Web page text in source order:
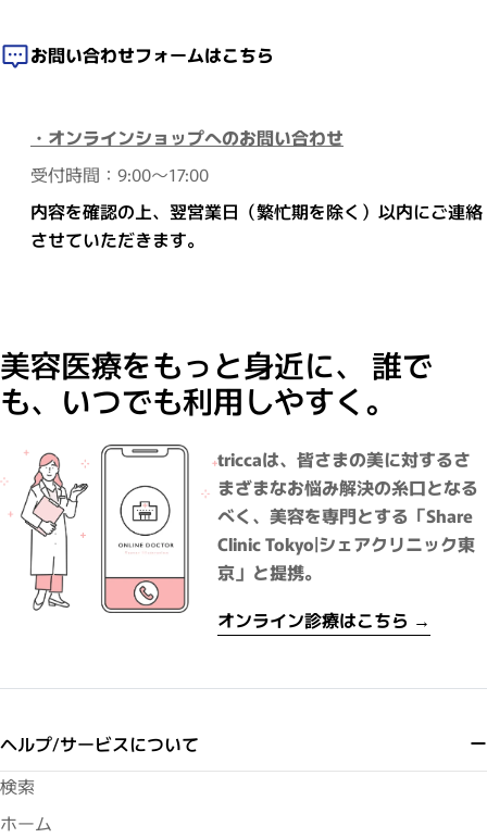
お問い合わせフォームはこちら
・オンラインショップへのお問い合わせ
受付時間：9:00～17:00
内容を確認の上、翌営業日（繁忙期を除く）以内にご連絡
させていただきます。
美容医療をもっと身近に、 誰で
も、いつでも利用しやすく。
triccaは、皆さまの美に対するさ
まざまなお悩み解決の糸口となる
べく、美容を専門とする「Share
Clinic Tokyo|シェアクリニック東
京」と提携。
オンライン診療はこちら →
ヘルプ/サービスについて
検索
ホーム